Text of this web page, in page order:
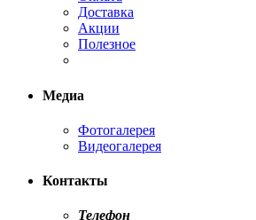
Доставка
Акции
Полезное
Медиа
Фотогалерея
Видеогалерея
Контакты
Телефон